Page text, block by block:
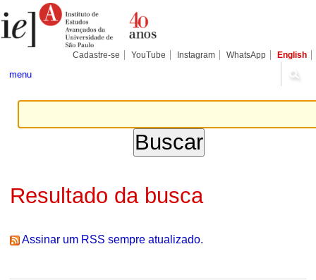
para
conteúdo.
Pessoais
Cadastre-se YouTube Instagram WhatsApp English
menu
Resultado da busca
Assinar um RSS sempre atualizado.